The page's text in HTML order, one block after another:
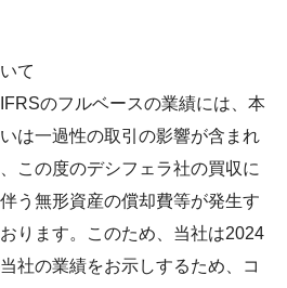
て
のフルベースの業績には、本
は一過性の取引の影響が含まれ
この度のデシフェラ社の買収に
う無形資産の償却費等が発生す
ります。このため、当社は2024
社の業績をお示しするため、コ